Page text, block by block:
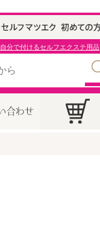
自分で付けるセルフエクステ用品